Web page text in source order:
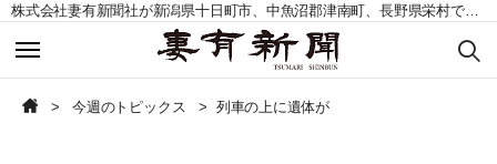
株式会社妻有新聞社が新潟県十日町市、中魚沼郡津南町、長野県栄村で発行する地域紙。毎週土曜日発行。
今週のトピックス
今週のトピックス
今週のトピックス 列車の上に遺体が